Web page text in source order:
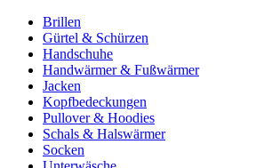
Brillen
Gürtel & Schürzen
Handschuhe
Handwärmer & Fußwärmer
Jacken
Kopfbedeckungen
Pullover & Hoodies
Schals & Halswärmer
Socken